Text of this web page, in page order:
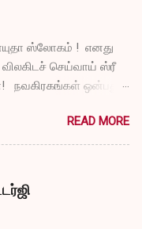
ஸ்லோகம் ! எனது
செய்வாய் ஸ்ரீ
நவகிரகங்கள் ஒன்பதும்
தோஷங்களும் என்னை
சம்ஹார வேலாயுதா!
என்னை விட்டு
வேலாயுதா!
எனக்குக்
READ MORE